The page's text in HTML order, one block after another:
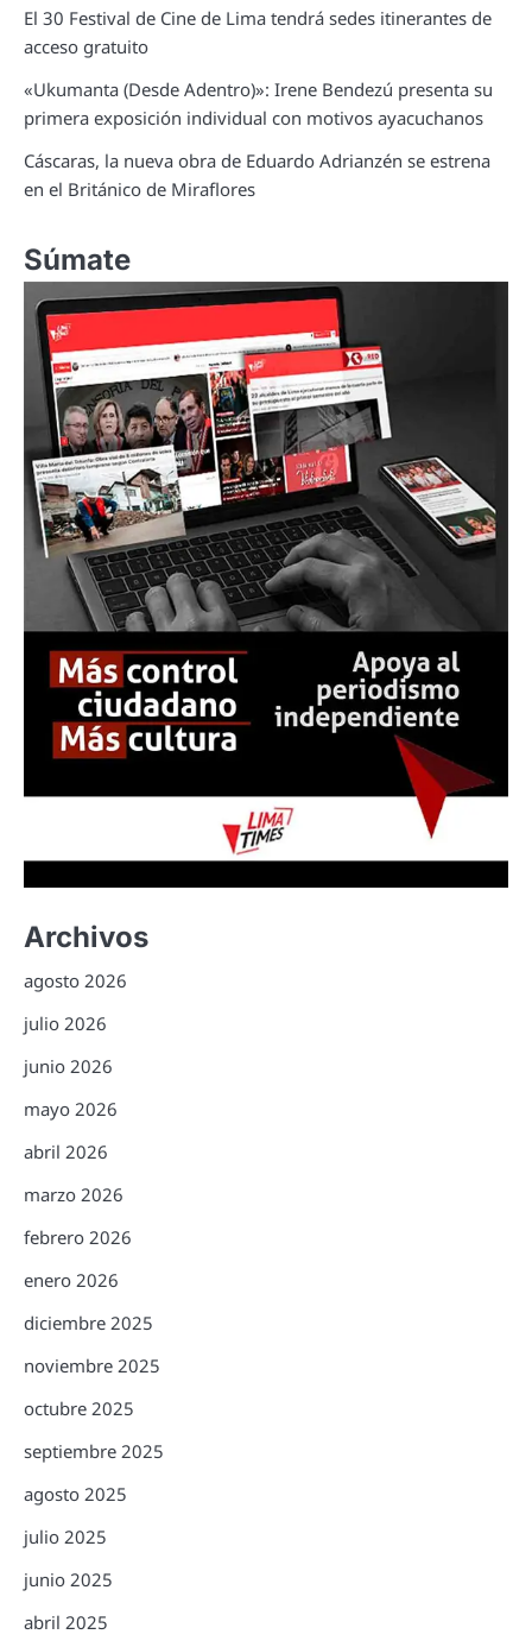
El 30 Festival de Cine de Lima tendrá sedes itinerantes de
acceso gratuito
«Ukumanta (Desde Adentro)»: Irene Bendezú presenta su
primera exposición individual con motivos ayacuchanos
Cáscaras, la nueva obra de Eduardo Adrianzén se estrena
en el Británico de Miraflores
Súmate
Archivos
agosto 2026
julio 2026
junio 2026
mayo 2026
abril 2026
marzo 2026
febrero 2026
enero 2026
diciembre 2025
noviembre 2025
octubre 2025
septiembre 2025
agosto 2025
julio 2025
junio 2025
abril 2025